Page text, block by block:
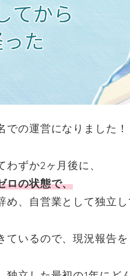
での運営になりました
わずか2ヶ月後に、
ロの状態で、
め、自営業として独立し
ているので、現況報告を